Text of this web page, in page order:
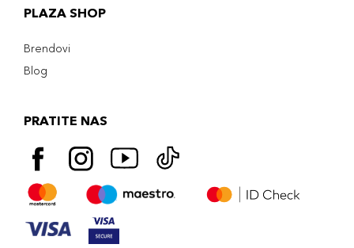
PLAZA SHOP
Brendovi
Blog
PRATITE NAS